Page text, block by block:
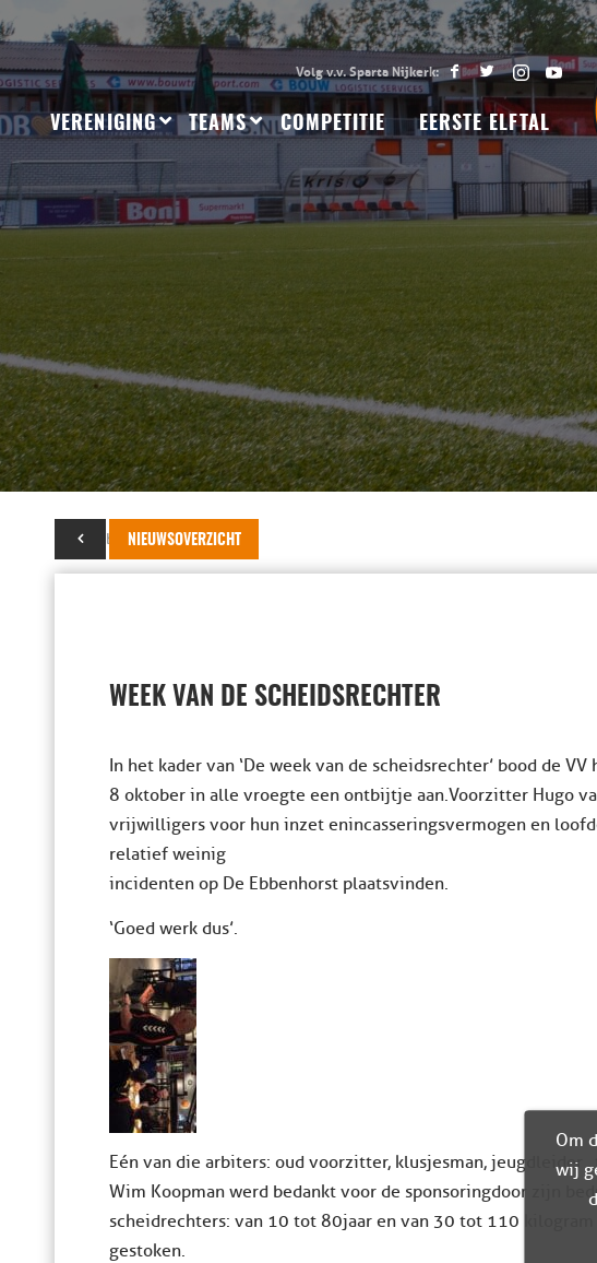
VERENIGING TEAMS COMPETITIE EERSTE ELFTAL
NIEUWSOVERZICHT
08 oktober 2016
WEEK VAN DE SCHEIDSRECHTER
In het kader van ‘De week van de scheidsrechter’ bood de
8 oktober in alle vroegte een ontbijtje aan.Voorzitter Hugo
vrijwilligers voor hun inzet en incasseringsvermogen en
relatief weinig
incidenten op De Ebbenhorst plaatsvinden.
‘Goed werk dus’.
Eén van die arbiters: oud voorzitter, klusjesman, jeugdleider ,
Wim Koopman werd bedankt voor de sponsoring door zijn
scheidrechters: van 10 tot 80 jaar en van 30 tot 110
gestoken.
Om
wij